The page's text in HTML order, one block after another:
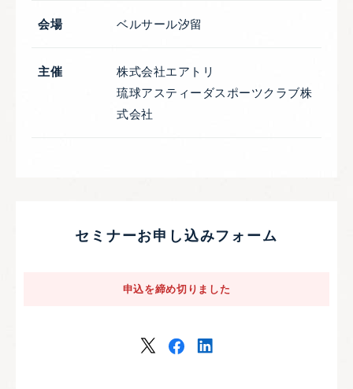
会場 ベルサール汐留
主催
株式会社エアトリ
琉球アスティーダスポーツクラブ株
式会社
セミナーお申し込みフォーム
申込を締め切りました